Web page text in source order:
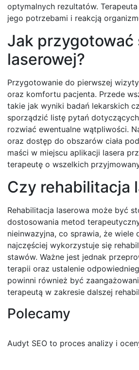
optymalnych rezultatów.
jego potrzebami i reakcją
Jak
laserowej?
Przygotowanie do pierwszej
oraz komfortu pacjenta. Przede
takie jak wyniki badań lekarskich
sporządzić listę pytań
rozwiać ewentualne wątpliwości.
oraz dostęp do obszarów ciała
maści w miejscu aplikacji lasera
terapeutę o wszelkich
Czy rehabilitacja
Rehabilitacja laserowa może być
dostosowania metod
nieinwazyjna, co sprawia, że
najczęściej wykorzystuje się
stawów. Ważne jest jednak
terapii oraz ustalenie
powinni również być
terapeutą w zakresie dalszej
Polecamy
Audyt SEO to proces analizy i